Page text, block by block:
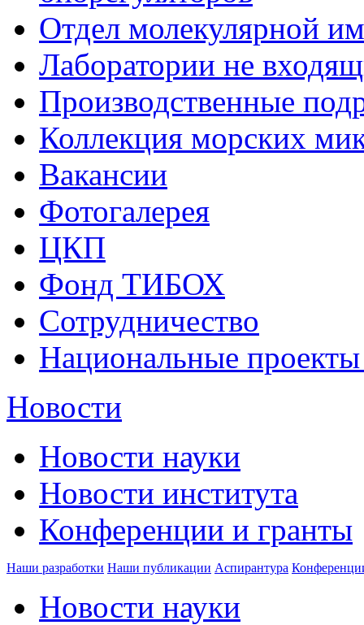
Отдел молекулярной
Лаборатории не
Производственные
Коллекция морских
Вакансии
Фотогалерея
ЦКП
Фонд ТИБОХ
Сотрудничество
Национальные
Новости
Новости науки
Новости института
Конференции и гранты
Наши разработки Наши публикации Аспирантура
Новости науки